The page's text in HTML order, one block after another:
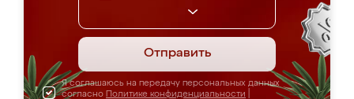
Отправить
Я соглашаюсь на передачу персональных данных
согласно Политике конфиденциальности